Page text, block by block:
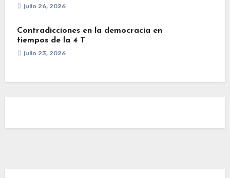
julio 26, 2026
Contradicciones en la democracia en
tiempos de la 4 T
julio 23, 2026